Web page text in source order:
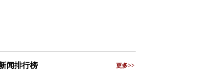
闻排行榜 更多>>